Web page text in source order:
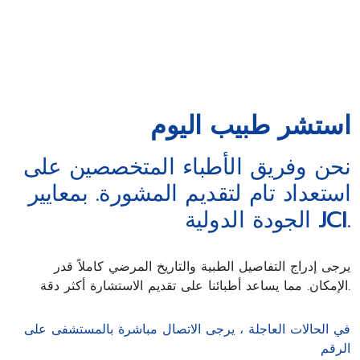
استشر طبيب اليوم
نحن وفريق الأطباء المتخصصين على
استعداد تام لتقديم المشورة. بمعايير
الجودة الدولية JCI.
يرجى إدراج التفاصيل الطبية والتاريخ المرضي كاملاً قدر
الإمكان. مما يساعد أطبائنا على تقديم الاستشارة أكثر دقة.
في الحالات العاجلة ، يرجى الاتصال مباشرة بالمستشفى على
الرقم